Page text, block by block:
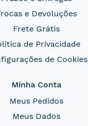
e Devoluções
Frete Grátis
de Privacidade
de Cookies
Minha Conta
Meus Pedidos
Meus Dados